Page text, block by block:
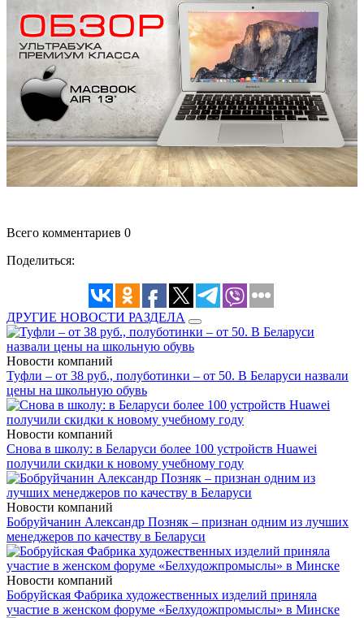
Всего комментариев 0
Поделиться:
ДРУГИЕ НОВОСТИ РАЗДЕЛА
Новости компаний
Туфли – от 38 руб., полуботинки – от 50. В Беларуси назвали
цены на школьную обувь
Новости компаний
Снова в школу: в Беларуси более 100 устройств Huawei
получили скидки к новому учебному году
Новости компаний
Бобруйчанин Александр Позняк – признан одним из лучших
менеджеров по качеству в Беларуси
Новости компаний
Бобруйская Фабрика художественных изделий приняла
участие в женском форуме «Белхудожпромыслы» в Минске